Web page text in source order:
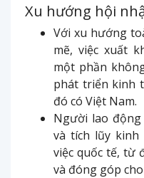
Xu hướng hội
Với xu hướng
mẽ, việc xuất
một phần
phát triển kinh
đó có Việt Nam.
Người lao động
và tích lũy
việc quốc tế, từ
và đóng góp